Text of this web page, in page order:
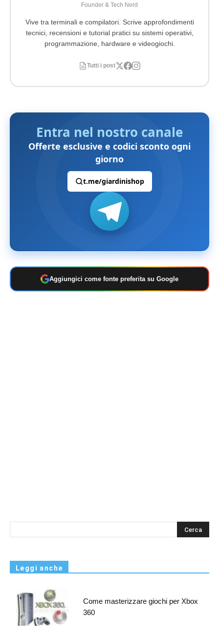
Founder & Tech Nerd
Vive tra terminali e compilatori. Scrive approfondimenti
tecnici, recensioni e tutorial pratici su sistemi operativi,
programmazione, hardware e videogiochi.
Tutti i post
Entra nel nostro canale
Offerte esclusive e codici sconto ogni
giorno
t.me/giardinishop
Aggiungici come fonte preferita su Google
s
Leggi anche
Come masterizzare giochi per Xbox
360